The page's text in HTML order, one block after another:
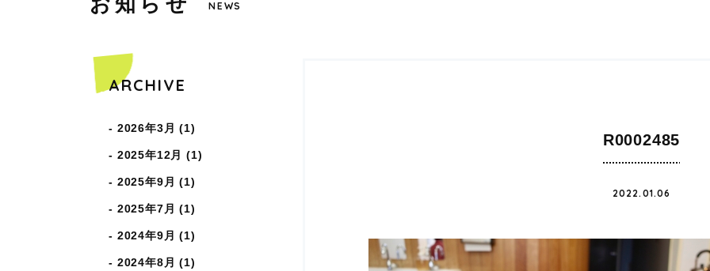
NEWS
R0002485
2022.01.06
ARCHIVE
2026年3月 (1)
2025年12月 (1)
2025年9月 (1)
2025年7月 (1)
2024年9月 (1)
2024年8月 (1)